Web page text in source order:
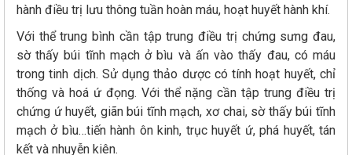
hành điều trị lưu thông tuần hoàn máu, hoạt huyết hành khí.
Với thể trung bình cần tập trung điều trị chứng sưng đau,
sờ thấy búi tĩnh mạch ở bìu và ấn vào thấy đau, có máu
trong tinh dịch. Sử dụng thảo dược có tính hoạt huyết, chỉ
thống và hoá ứ đọng. Với thể nặng cần tập trung điều trị
chứng ứ huyết, giãn búi tĩnh mạch, xơ chai, sờ thấy búi tĩnh
mạch ở bìu…tiến hành ôn kinh, trục huyết ứ, phá huyết, tán
kết và nhuyễn kiên.